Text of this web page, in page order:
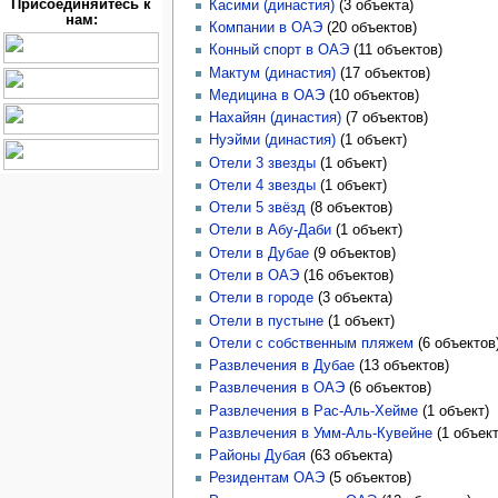
Касими (династия)‏‎ (3 объекта)
Компании в ОАЭ‏‎ (20 объектов)
Конный спорт в ОАЭ‏‎ (11 объектов)
Мактум (династия)‏‎ (17 объектов)
Медицина в ОАЭ‏‎ (10 объектов)
Нахайян (династия)‏‎ (7 объектов)
Нуэйми (династия)‏‎ (1 объект)
Отели 3 звезды‏‎ (1 объект)
Отели 4 звезды‏‎ (1 объект)
Отели 5 звёзд‏‎ (8 объектов)
Отели в Абу-Даби‏‎ (1 объект)
Отели в Дубае‏‎ (9 объектов)
Отели в ОАЭ‏‎ (16 объектов)
Отели в городе‏‎ (3 объекта)
Отели в пустыне‏‎ (1 объект)
Отели с собственным пляжем (6
Развлечения в Дубае‏‎ (13 объектов)
Развлечения в ОАЭ‏‎ (6 объектов)
Развлечения в Рас-Аль-Хейме‏‎ (1 объект)
Развлечения в Умм-Аль-Кувейне (1
Районы Дубая‏‎ (63 объекта)
Резидентам ОАЭ‏‎ (5 объектов)
Присоединяйтесь к
нам: